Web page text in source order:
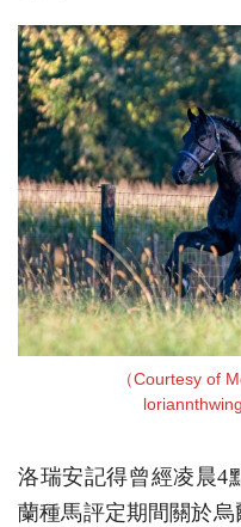
（Courtesy of
洛瑞安記得曾經凌晨4
蘭種馬評定期間關於